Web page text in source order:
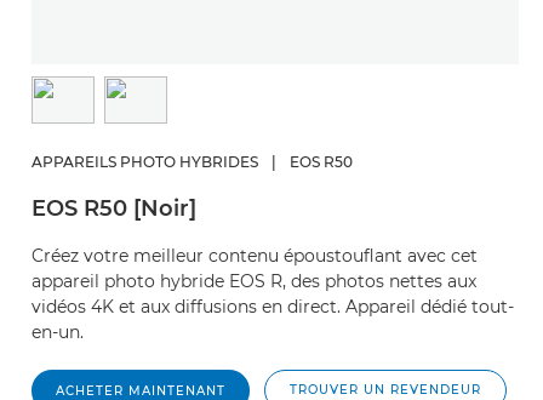
APPAREILS PHOTO HYBRIDES EOS R50
EOS R50 [Noir]
Créez votre meilleur contenu époustouflant avec cet
appareil photo hybride EOS R, des photos nettes aux
vidéos 4K et aux diffusions en direct. Appareil dédié tout-
en-un.
ACHETER MAINTENANT TROUVER UN REVENDEUR